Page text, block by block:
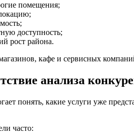
помещения;
доступность;
рост района.
кафе и сервисных
анализа
понять, какие услуги уже
часто: